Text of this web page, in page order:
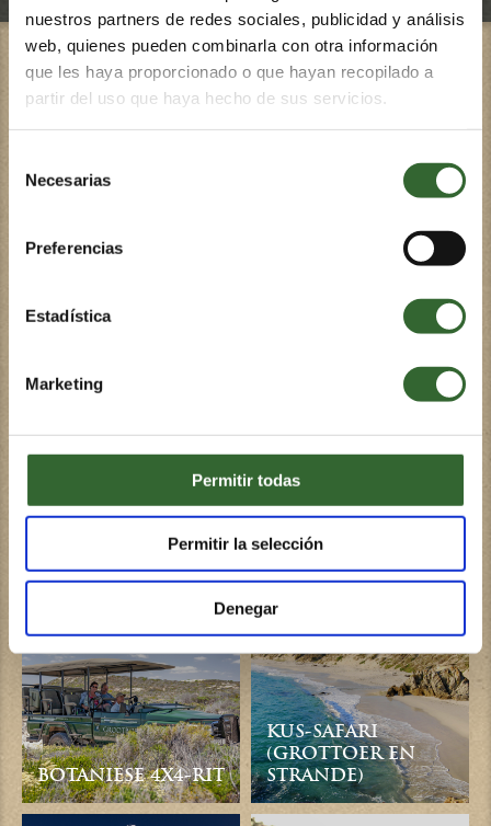
nuestros partners de redes sociales, publicidad y análisis
web, quienes pueden combinarla con otra información
que les haya proporcionado o que hayan recopilado a
partir del uso que haya hecho de sus servicios.
Necesarias
Preferencias
Estadística
Marketing
Permitir todas
Permitir la selección
Denegar
Ervarings by Grootbos
Ons sorgvuldig saamgestelde ervarings by
Grootbos, geïnspireer deur ons ongerepte
MARINE-SAFARI
WANDELINGE EN
STAPROETES
BOTANIESE 4X4-RIT
KUS-SAFARI
(GROTTOER EN
STRANDE)